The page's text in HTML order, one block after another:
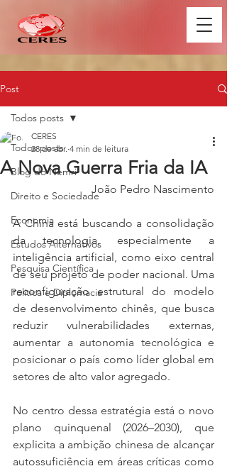
Post
Todos posts
Blog do Nemri
Direito e Sociedade
Economia
Estudos Alternativos
Pesquisa Científica
Política e Diplomacia
Todos posts
A Nova Guerra Fria da IA
CERES
28 de abr. 4 min de leitura
João Pedro Nascimento
A China está buscando a consolidação
da tecnologia, especialmente a
inteligência artificial, como eixo central
de seu projeto de poder nacional. Uma
reconfiguração estrutural do modelo
de desenvolvimento chinês, que busca
reduzir vulnerabilidades externas,
aumentar a autonomia tecnológica e
posicionar o país como líder global em
setores de alto valor agregado.
No centro dessa estratégia está o novo
plano quinquenal (2026–2030), que
explicita a ambição chinesa de alcançar
autossuficiência em áreas críticas como